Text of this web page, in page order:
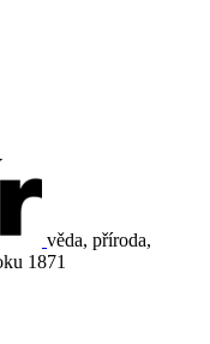
věda, příroda,
1871